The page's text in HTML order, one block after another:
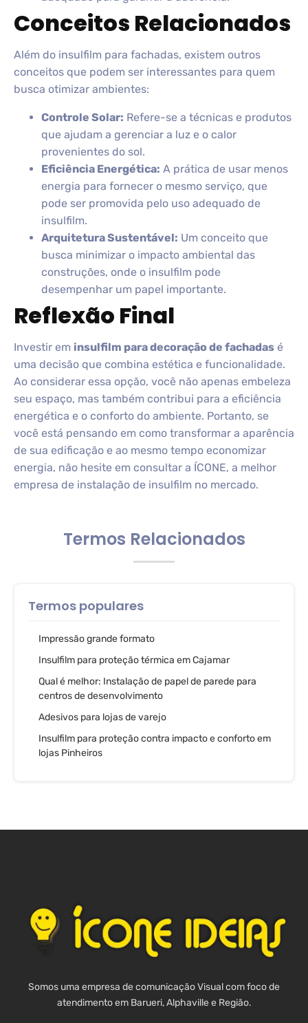
Conceitos Relacionados
Além do insulfilm para fachadas, existem outros
conceitos que podem ser interessantes para quem
busca otimizar ambientes:
Controle Solar: Refere-se a técnicas e produtos
que ajudam a gerenciar a luz e o calor
provenientes do sol.
Eficiência Energética: A prática de usar menos
energia para fornecer o mesmo serviço, que
pode ser promovida pelo uso adequado de
insulfilm.
Arquitetura Sustentável: Um conceito que
busca minimizar o impacto ambiental das
construções, onde o insulfilm pode
desempenhar um papel importante.
Reflexão Final
Investir em insulfilm para decoração de fachadas é
uma decisão que combina estética e funcionalidade.
Ao considerar essa opção, você não apenas embeleza
seu espaço, mas também contribui para a eficiência
energética e o conforto do ambiente. Portanto, se
você está pensando em como transformar a aparência
de sua edificação e ao mesmo tempo economizar
energia, não hesite em consultar a ÍCONE, a melhor
empresa de instalação de insulfilm no mercado.
Termos Relacionados
Termos populares
Impressão grande formato
Insulfilm para proteção térmica em Cajamar
Qual é melhor: Instalação de papel de parede para
centros de desenvolvimento
Adesivos para lojas de varejo
Insulfilm para proteção contra impacto e conforto em
lojas Pinheiros
Somos uma empresa de comunicação Visual com foco de
atendimento em Barueri, Alphaville e Região.